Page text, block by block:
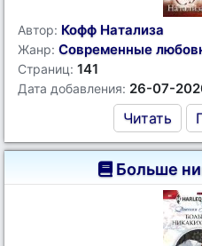
Автор: Кофф Натализа
Жанр: Современные
Страниц: 141
Дата добавления: 26-07-
Читать
Больше